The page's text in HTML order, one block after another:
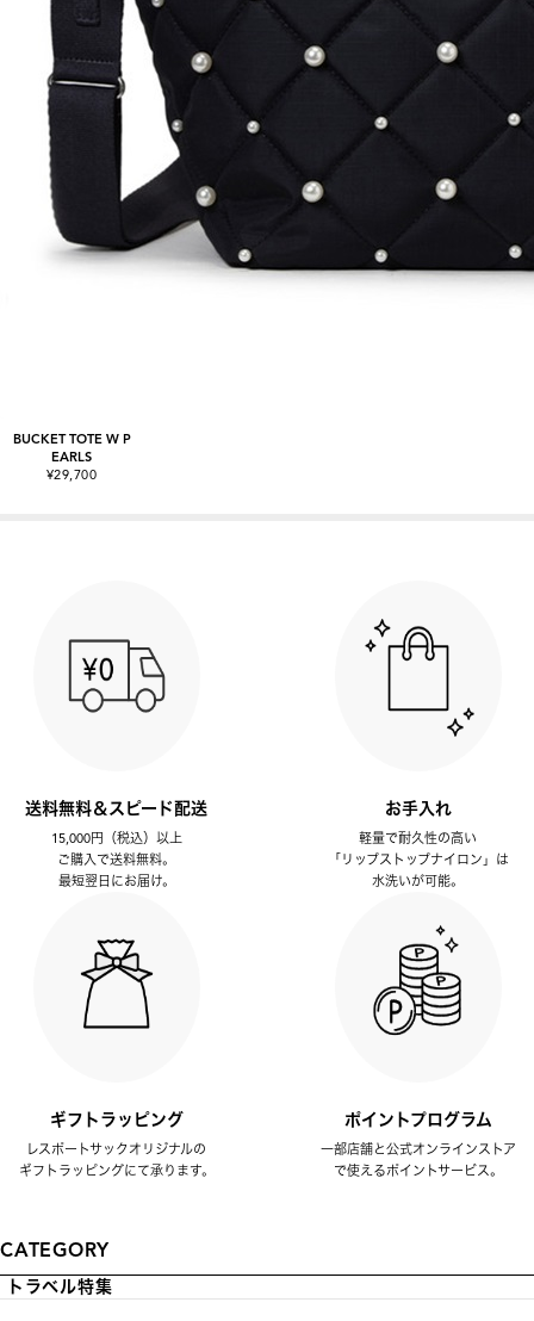
BUCKET TOTE W P
EARLS
¥29,700
送料無料＆スピード配送
15,000円（税込）以上
ご購入で送料無料。
最短翌日にお届け。
お手入れ
軽量で耐久性の高い
「リップストップナイロン」は
水洗いが可能。
ギフトラッピング
レスポートサックオリジナルの
ギフトラッピングにて承ります。
ポイントプログラム
一部店舗と公式オンラインストア
で使えるポイントサービス。
CATEGORY
トラベル特集